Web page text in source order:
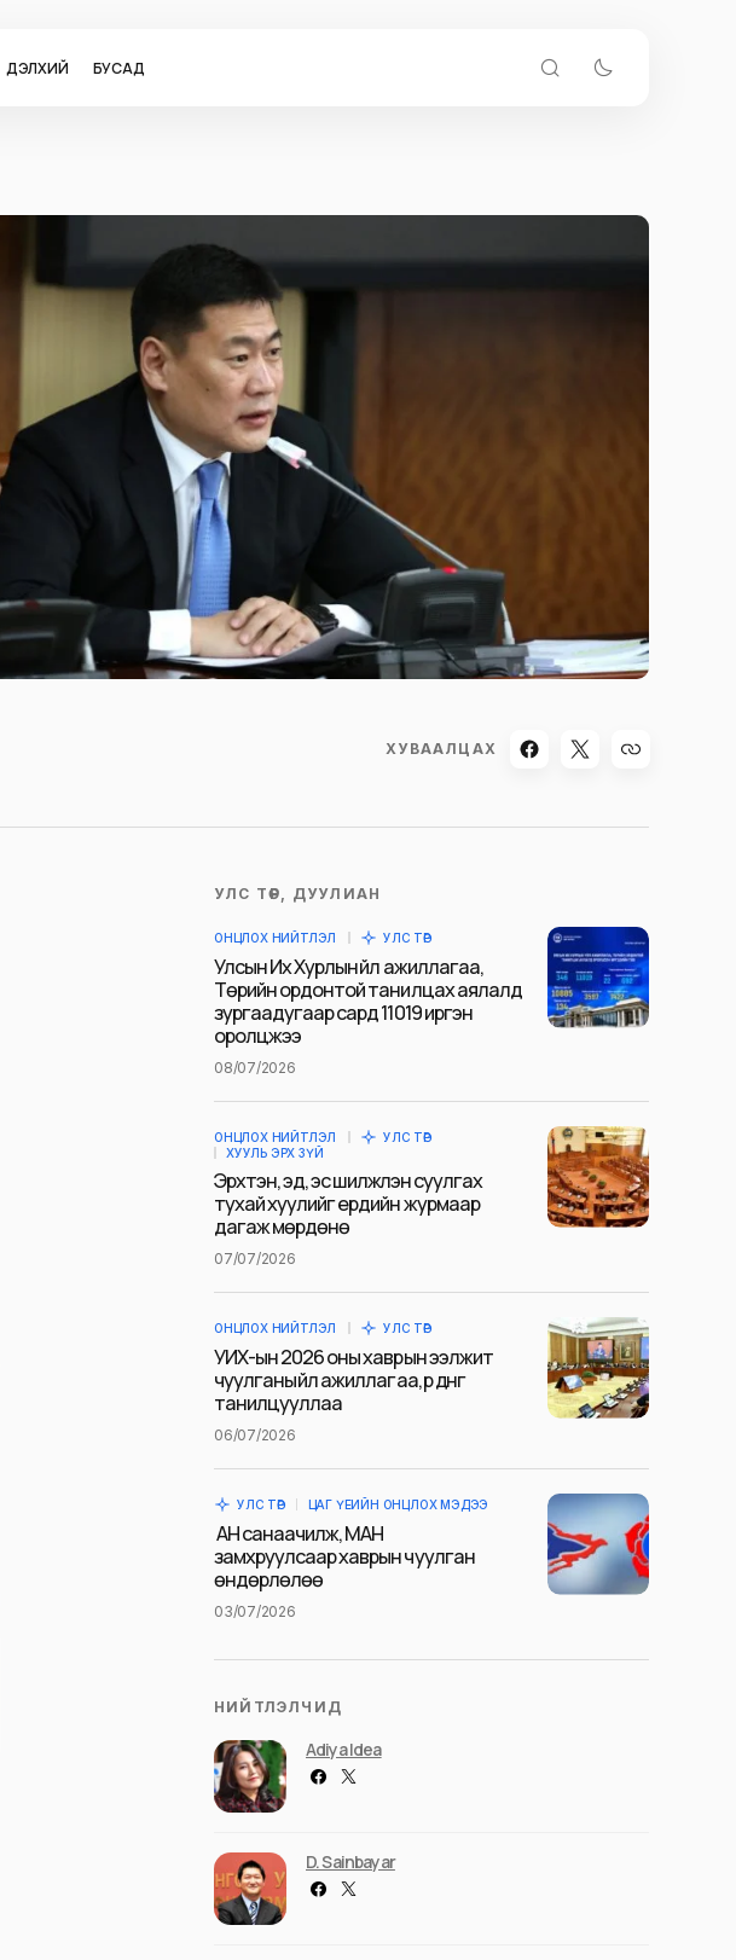
ДЭЛХИЙ БУСАД
ХУВААЛЦАХ
УЛС ТӨР, ДУУЛИАН
ОНЦЛОХ НИЙТЛЭЛ УЛС ТӨР
Улсын Их Хурлын үйл ажиллагаа,
Төрийн ордонтой танилцах аялалд
зургаадугаар сард 11019 иргэн
оролцжээ
08/07/2026
ОНЦЛОХ НИЙТЛЭЛ
УЛС ТӨР
ХУУЛЬ ЭРХ ЗҮЙ
Эрхтэн, эд, эс шилжүүлэн суулгах
тухай хуулийг ердийн журмаар
дагаж мөрдөнө
07/07/2026
ОНЦЛОХ НИЙТЛЭЛ УЛС ТӨР
УИХ-ын 2026 оны хаврын ээлжит
чуулганы үйл ажиллагаа, үр дүнг
танилцууллаа
06/07/2026
УЛС ТӨР ЦАГ ҮЕИЙН ОНЦЛОХ МЭДЭЭ
АН санаачилж, МАН
замхруулсаар хаврын чуулган
өндөрлөлөө
03/07/2026
НИЙТЛЭЛЧИД
Adiya Idea
D. Sainbayar